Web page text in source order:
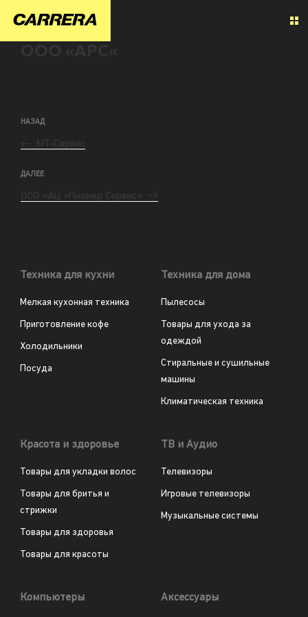
НАЗАД
ДАЛЕЕ
Техника для кухни
Мелкая кухонная техника
Приготовление кофе
Холодильники
Посуда
Техника для дома
Пылесосы
Товары для ухода за
одеждой
Стиральные и сушильные
машины
Климатическая техника
Красота и здоровье
Товары для укладки волос
Товары для бритья и
стрижки
Товары для здоровья
Товары для красоты
ТВ и Аудио
Телевизоры
Игровые телевизоры
Музыкальные системы
Компьютеры Аксессуары